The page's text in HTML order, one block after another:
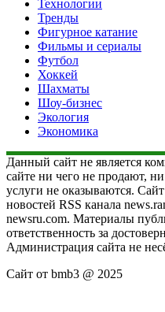
Технологии
Тренды
Фигурное катание
Фильмы и сериалы
Футбол
Хоккей
Шахматы
Шоу-бизнес
Экология
Экономика
Данный сайт не является
сайте ни чего не продают,
услуги не оказываются.
новостей RSS канала
newsru.com. Материалы
ответственность за
Администрация сайта не
Сайт от bmb3 @ 2025